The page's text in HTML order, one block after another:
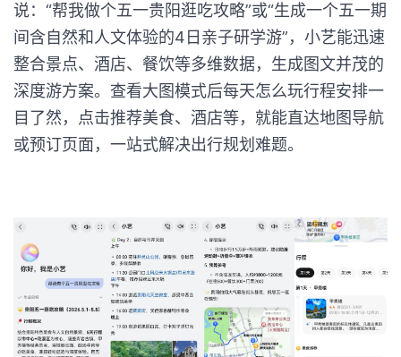
说：“帮我做个五一贵阳逛吃攻略”或“生成一个五一期
间含自然和人文体验的4日亲子研学游”，小艺能迅速
整合景点、酒店、餐饮等多维数据，生成图文并茂的
深度游方案。查看大图模式后每天怎么玩行程安排一
目了然，点击推荐美食、酒店等，就能直达地图导航
或预订页面，一站式解决出行规划难题。